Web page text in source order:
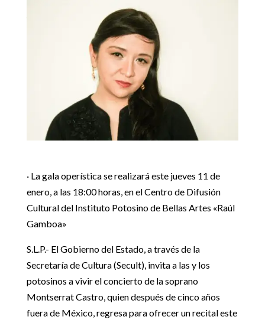
Noticias Estado 5
GOBIERNO INVITA A MAGNO CONCIERTO CON LA
SOPRANO MONTSERRAT CASTRO
Noticias Estado
· La gala operística se realizará este jueves 11 de
enero, a las 18:00 horas, en el Centro de Difusión
Cultural del Instituto Potosino de Bellas Artes «Raúl
Gamboa»
S.L.P.- El Gobierno del Estado, a través de la
Secretaría de Cultura (Secult), invita a las y los
potosinos a vivir el concierto de la soprano
Montserrat Castro, quien después de cinco años
fuera de México, regresa para ofrecer un recital este